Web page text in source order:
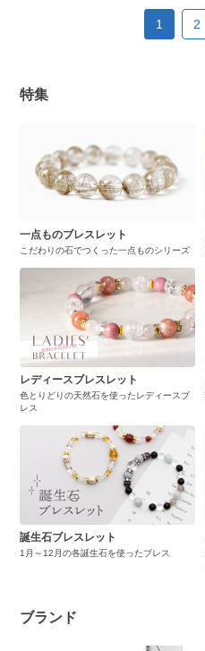
1 2
特集
一点ものブレスレット
こだわりの石でつくった一点ものシリーズ
レディースブレスレット
色とりどりの天然石を使ったレディースブ
レス
誕生石ブレスレット
1月～12月の各誕生石を使ったブレス
ブランド